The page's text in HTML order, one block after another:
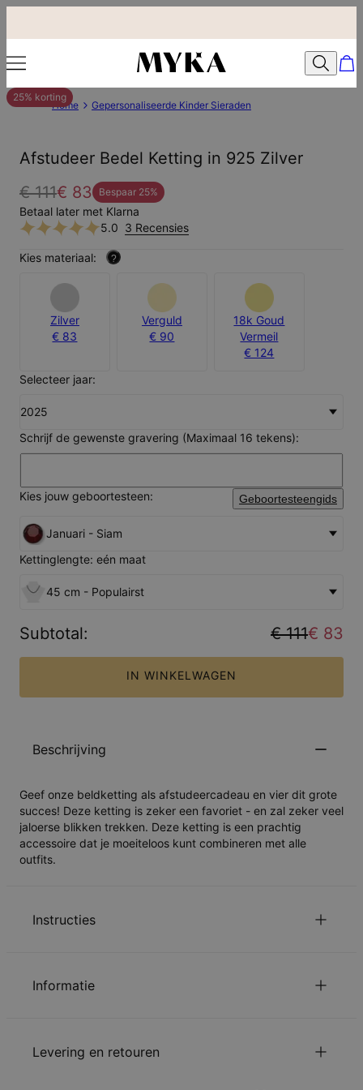
25% korting
Home Gepersonaliseerde Kinder Sieraden
Afstudeer Bedel Ketting in 925 Zilver
€ 111€ 83 Bespaar 25%
Betaal later met Klarna
5.0 3 Recensies
Kies materiaal: ?
Zilver
€ 83
Verguld
€ 90
18k Goud
Vermeil
€ 124
Selecteer jaar:
2025
Schrijf de gewenste gravering (Maximaal 16 tekens):
Kies jouw geboortesteen: Geboortesteengids
Januari - Siam
Kettinglengte: eén maat
45 cm - Populairst
Subtotal: € 111€ 83
IN WINKELWAGEN
Beschrijving
Geef onze beldketting als afstudeercadeau en vier dit grote
succes! Deze ketting is zeker een favoriet - en zal zeker veel
jaloerse blikken trekken. Deze ketting is een prachtig
accessoire dat je moeiteloos kunt combineren met alle
outfits.
Instructies
Lees over onze
veiligheidswaarschuwing voor kinderen
Informatie
Afmetingen
32.51mm x 6.1mm
Levering en retouren